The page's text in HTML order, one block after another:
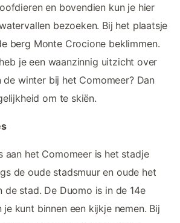
en bovendien kun je hier
bezoeken. Bij het plaatsje
berg Monte Crocione beklimmen.
je een waanzinnig uitzicht over
de winter bij het Comomeer? Dan
om te skiën.
aan het Comomeer is het stadje
de oude stadsmuur en oude het
de stad. De Duomo is in de 14e
kunt binnen een kijkje nemen. Bij